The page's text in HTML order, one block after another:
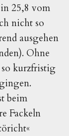
25,8 vom
nicht so
ausgehen
Ohne
kurzfristig
beim
Fackeln